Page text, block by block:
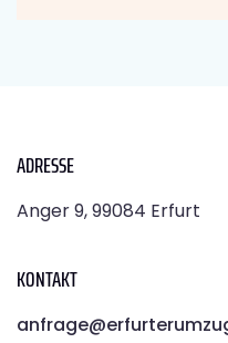
ADRESSE
Anger 9, 99084 Erfurt
KONTAKT